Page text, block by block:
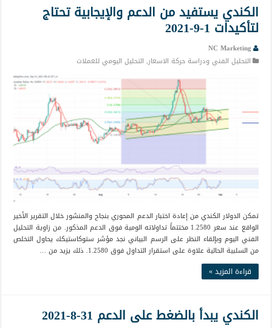
الكندي يستفيد من الدعم والإيجابية تحتاج
لتأكيدات 1-9-2021
NC Marketing
التحليل الفني ودراسة حركة الاسعار, التحليل اليومي للعملات
تمكن الدولار الكندي من إعادة اختبار الدعم المحوري بنجاح والمنشور خلال التقرير الأخير
الواقع عند سعر 1.2580 مختتماً تداولاته الومية فوق الدعم المذكور. من زاوية التحليل
الفني اليوم وبإلقاء النظر على الرسم البياني نجد مؤشر ستوكاستيكك يحاول التخلص
من السلبية الحالية علاوة على استقرار التداول فوق 1.2580. ذلك يزيد من …
قراءة المزيد »
الكندي يبدأ بالضغط على الدعم 31-8-2021